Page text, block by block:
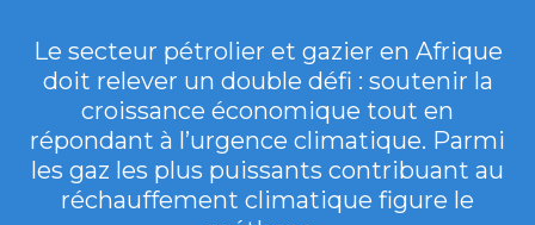
Le secteur pétrolier et gazier en Afrique
doit relever un double défi : soutenir la
croissance économique tout en
répondant à l’urgence climatique. Parmi
les gaz les plus puissants contribuant au
réchauffement climatique figure le